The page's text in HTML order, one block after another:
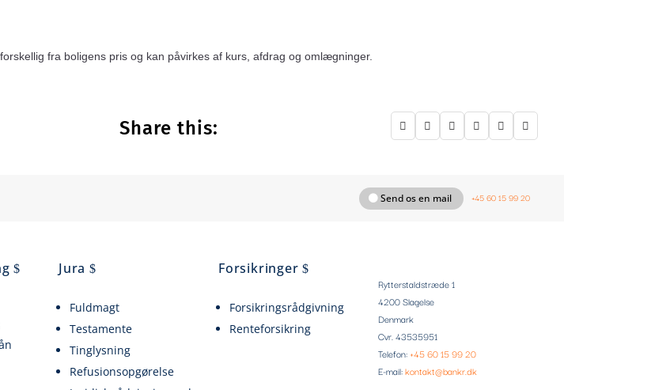
fra boligens pris og kan påvirkes af kurs, afdrag og omlægninger.
Share this:      
Send os en mail +45 60 15 99 20
Jura
Fuldmagt
Testamente
Tinglysning
Refusionsopgørelse
Forsikringer
Forsikringsrådgivning
Renteforsikring
Rytterstaldstræde 1
4200 Slagelse
Denmark
Cvr. 43535951
Telefon:+45 60 15 99 20
E-mail:kontakt@bankr.dk